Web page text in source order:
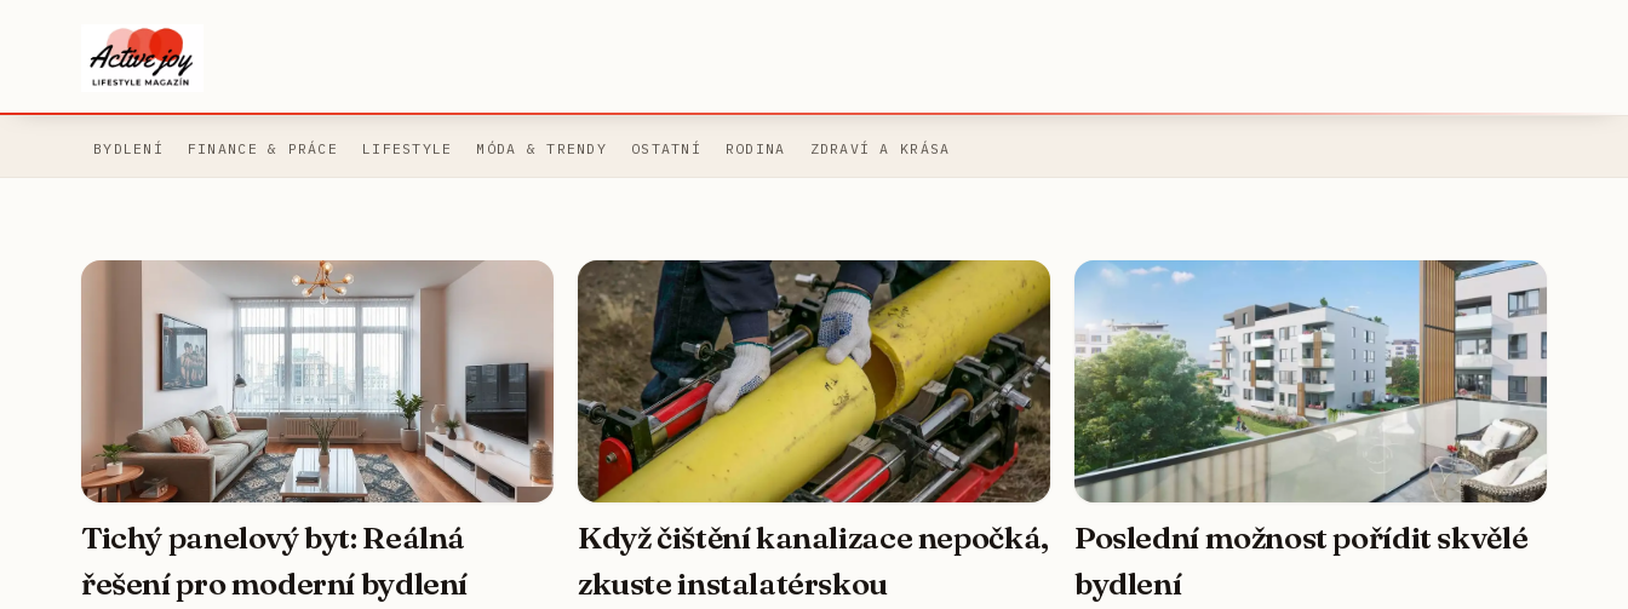
BYDLENÍ FINANCE & PRÁCE LIFESTYLE MÓDA & TRENDY OSTATNÍ RODINA ZDRAVÍ A KRÁSA
Tichý panelový byt: Reálná
řešení pro moderní bydlení
Když čištění kanalizace nepočká,
zkuste instalatérskou
Poslední možnost pořídit skvělé
bydlení